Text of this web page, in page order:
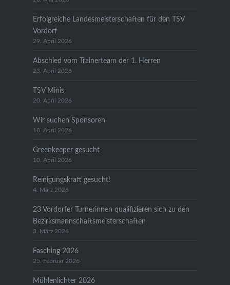
Erfolgreiche Landesmeisterschaften für den TSV
Vordorf
29. April 2026
Abschied vom Trainerteam der 1. Herren
23. April 2026
TSV Minis
20. April 2026
Wir suchen Sponsoren
18. April 2026
Greenkeeper gesucht
10. April 2026
Reinigungskraft gesucht!
4. März 2026
23 Vordorfer Turnerinnen qualifizieren sich zu den
Bezirksmannschaftsmeisterschaften
3. März 2026
Fasching 2026
25. Februar 2026
Mühlenlichter 2026